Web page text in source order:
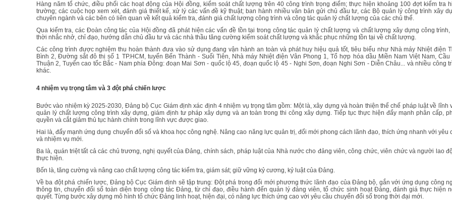
Hàng năm tổ chức, điều phối các hoạt động của Hội đồng, kiểm soát chất lượng trên 40 công trình trọng điểm; thực hiện khoảng 100 đợt kiểm tra
trường; các cuộc họp xem xét, đánh giá thiết kế, xử lý các vấn đề kỹ thuật; ban hành nhiều văn bản gửi chủ đầu tư, các Bộ quản lý công trình xây
chuyên ngành và các bên có liên quan về kết quả kiểm tra, đánh giá chất lượng công trình và công tác quản lý chất lượng của các chủ thể.
Qua kiểm tra, các Đoàn công tác của Hội đồng đã phát hiện các vấn đề tồn tại trong công tác quản lý chất lượng và chất lượng xây dựng công trình,
thời nhắc nhở, chỉ đạo, hướng dẫn chủ đầu tư và các nhà thầu tăng cường kiểm soát chất lượng và khắc phục những tồn tại về chất lượng.
Các công trình được nghiệm thu hoàn thành đưa vào sử dụng đang vận hành an toàn và phát huy hiệu quả tốt, tiêu biểu như Nhà máy Nhiệt điện
Bình 2, Đường sắt đô thị số 1 TP.HCM, tuyến Bến Thành - Suối Tiên, Nhà máy Nhiệt điện Vân Phong 1, Tổ hợp hóa dầu Miền Nam Việt Nam, Cầu
Thuận 2, Tuyến cao tốc Bắc - Nam phía Đông: đoạn Mai Sơn - quốc lộ 45, đoạn quốc lộ 45 - Nghi Sơn, đoạn Nghi Sơn - Diễn Châu... và nhiều công
khác.
4 nhiệm vụ trọng tâm và 3 đột phá chiến lược
Bước vào nhiệm kỳ 2025-2030, Đảng bộ Cục Giám định xác định 4 nhiệm vụ trọng tâm gồm: Một là, xây dựng và hoàn thiện thể chế pháp luật về lĩnh
quản lý chất lượng công trình xây dựng, giám định tư pháp xây dựng và an toàn trong thi công xây dựng. Tiếp tục thực hiện đẩy mạnh phân cấp,
quyền và cắt giảm thủ tục hành chính trong lĩnh vực được giao.
Hai là, đẩy mạnh ứng dụng chuyển đổi số và khoa học công nghệ. Nâng cao năng lực quản trị, đổi mới phong cách lãnh đạo, thích ứng nhanh với yêu
và nhiệm vụ mới.
Ba là, quán triệt tất cả các chủ trương, nghị quyết của Đảng, chính sách, pháp luật của Nhà nước cho đảng viên, công chức, viên chức và người lao
thực hiện.
Bốn là, tăng cường và nâng cao chất lượng công tác kiểm tra, giám sát; giữ vững kỷ cương, kỷ luật của Đảng.
Về ba đột phá chiến lược, Đảng bộ Cục Giám định sẽ tập trung: Đột phá trong đổi mới phương thức lãnh đạo của Đảng bộ, gắn với ứng dụng công
thông tin, chuyển đổi số toàn diện trong công tác Đảng, từ chỉ đạo, điều hành đến quản lý đảng viên, tổ chức sinh hoạt Đảng, đánh giá thực hiện
quyết. Từng bước xây dựng mô hình tổ chức Đảng linh hoạt, hiện đại, có năng lực thích ứng cao với yêu cầu chuyển đổi số trong thời đại mới.